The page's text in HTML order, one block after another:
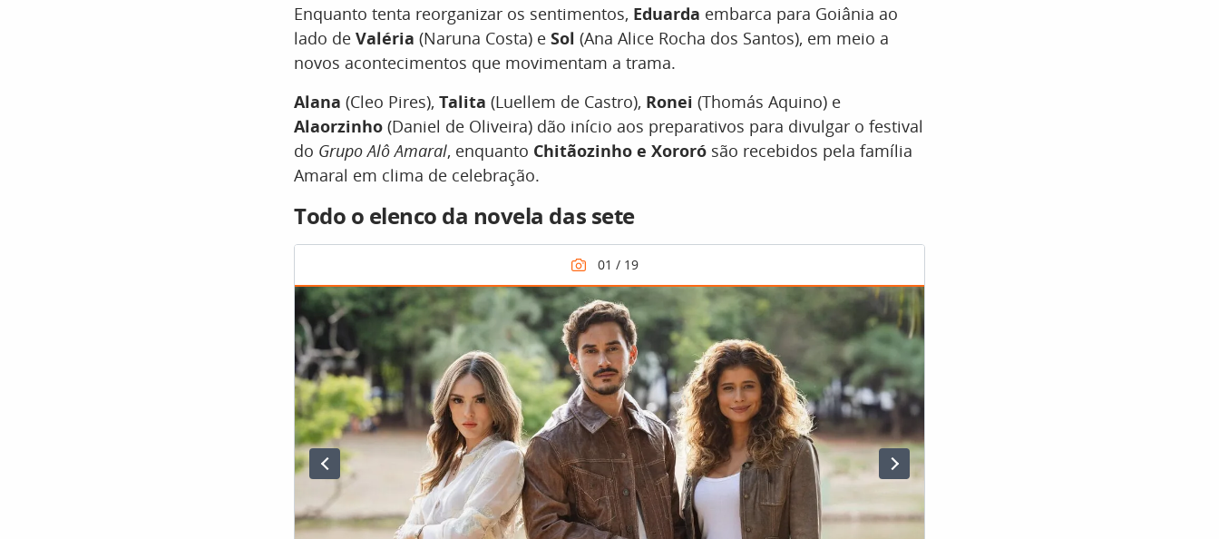
Enquanto tenta reorganizar os sentimentos, Eduarda embarca para Goiânia ao
lado de Valéria (Naruna Costa) e Sol (Ana Alice Rocha dos Santos), em meio a
novos acontecimentos que movimentam a trama.
Alana (Cleo Pires), Talita (Luellem de Castro), Ronei (Thomás Aquino) e
Alaorzinho (Daniel de Oliveira) dão início aos preparativos para divulgar o festival
do Grupo Alô Amaral, enquanto Chitãozinho e Xororó são recebidos pela família
Amaral em clima de celebração.
Todo o elenco da novela das sete